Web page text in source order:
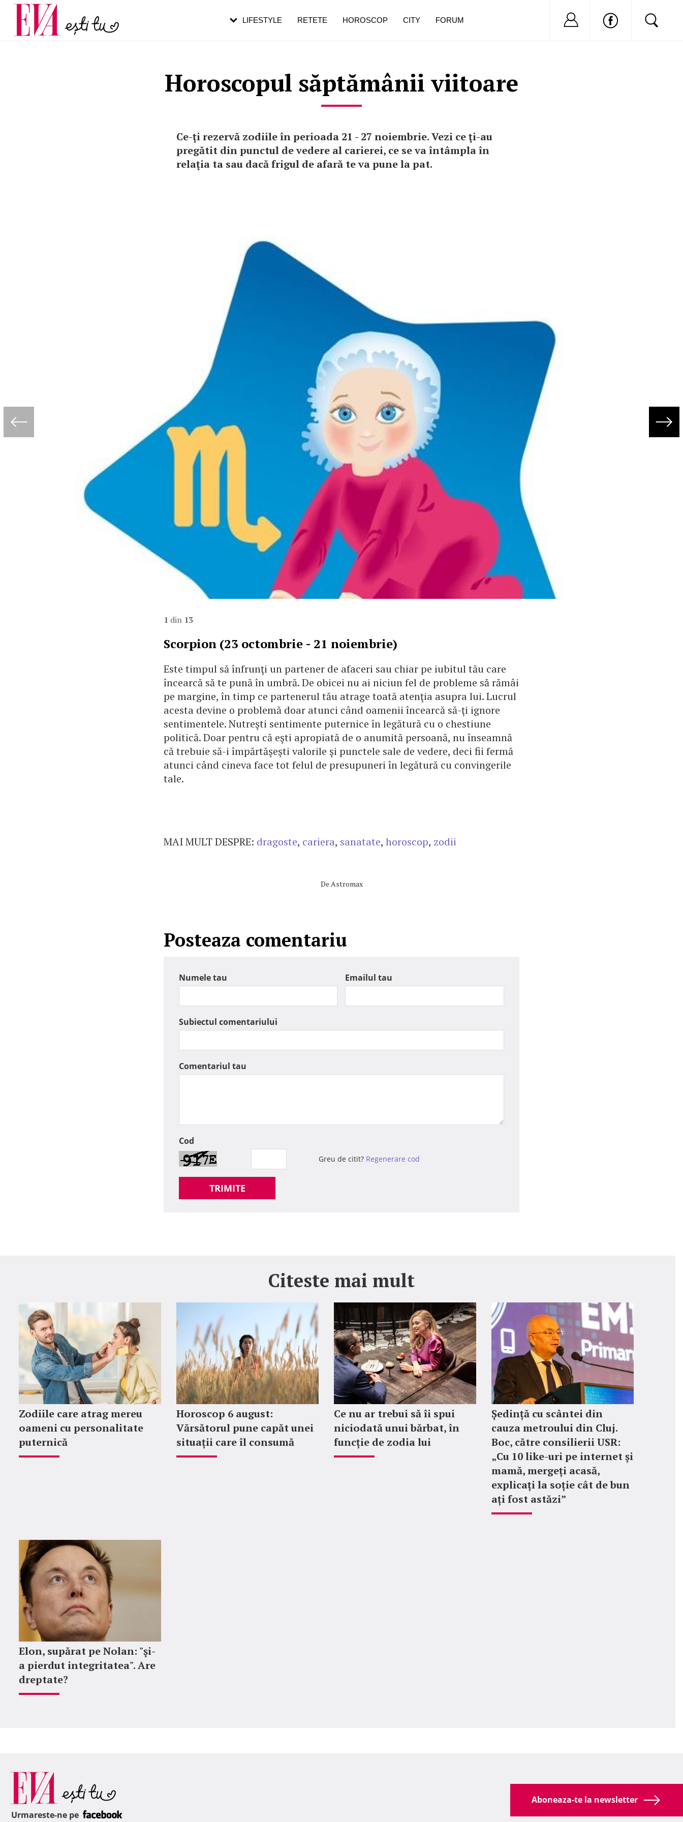
Horoscopul săptămânii viitoare
Ce-ţi rezervă zodiile în perioada 21 - 27 noiembrie. Vezi ce ţi-au
pregătit din punctul de vedere al carierei, ce se va întâmpla în
relaţia ta sau dacă frigul de afară te va pune la pat.
1 din 13
Scorpion (23 octombrie - 21 noiembrie)
Este timpul să înfrunţi un partener de afaceri sau chiar pe iubitul tău care
încearcă să te pună în umbră. De obicei nu ai niciun fel de probleme să rămâi
pe margine, în timp ce partenerul tău atrage toată atenţia asupra lui. Lucrul
acesta devine o problemă doar atunci când oamenii încearcă să-ţi ignore
sentimentele. Nutreşti sentimente puternice în legătură cu o chestiune
politică. Doar pentru că eşti apropiată de o anumită persoană, nu înseamnă
că trebuie să-i împărtăşeşti valorile şi punctele sale de vedere, deci fii fermă
atunci când cineva face tot felul de presupuneri în legătură cu convingerile
tale.
MAI MULT DESPRE: dragoste, cariera, sanatate, horoscop, zodii
De Astromax
Posteaza comentariu
Numele tau Emailul tau
Subiectul comentariului
Comentariul tau
Cod
Greu de citit? Regenerare cod
TRIMITE
Citeste mai mult
Zodiile care atrag mereu
oameni cu personalitate
puternică
Horoscop 6 august:
Vărsătorul pune capăt unei
situații care îl consumă
Ce nu ar trebui să îi spui
niciodată unui bărbat, în
funcție de zodia lui
Ședință cu scântei din
cauza metroului din Cluj.
Boc, către consilierii USR:
„Cu 10 like-uri pe internet și
mamă, mergeți acasă,
explicați la soție cât de bun
ați fost astăzi”
Elon, supărat pe Nolan: "şi-
a pierdut integritatea". Are
dreptate?
LIFESTYLE RETETE HOROSCOP CITY FORUM Nu ai cont?
Carieră
Actualitate
pe măsură ce înaintezi în vârstă
de dureroasă este investigația
Aboneaza-te la newsletter
Urmareste-ne pe